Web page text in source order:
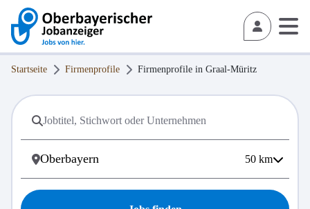
Startseite Firmenprofile Firmenprofile in Graal-Müritz
50 km